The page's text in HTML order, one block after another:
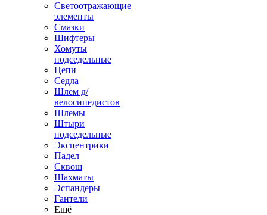
Светоотражающие
элементы
Смазки
Шифтеры
Хомуты
подседельные
Цепи
Седла
Шлем д/
велосипедистов
Шлемы
Штыри
подседельные
Эксцентрики
Падел
Сквош
Шахматы
Эспандеры
Гантели
Ещё